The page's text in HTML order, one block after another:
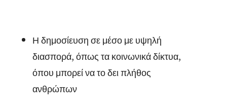
Η δημοσίευση σε μέσο με υψηλή
διασπορά, όπως τα κοινωνικά δίκτυα,
όπου μπορεί να το δει πλήθος
ανθρώπων